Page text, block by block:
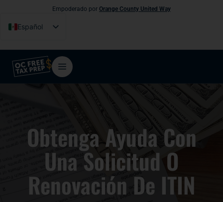
Empoderado por Orange County United Way
Español
Tiếng Việt
فارسی
Obtenga Ayuda Con
Una Solicitud O
Renovación De ITIN